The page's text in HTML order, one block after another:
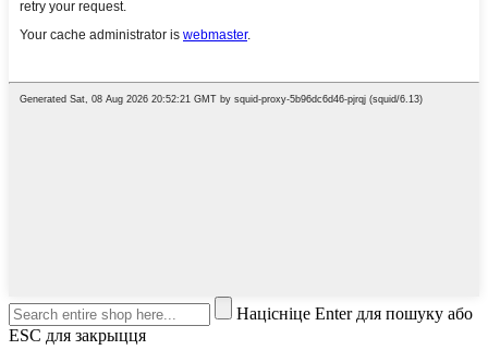
Націсніце Enter для пошуку або
ESC для закрыцця